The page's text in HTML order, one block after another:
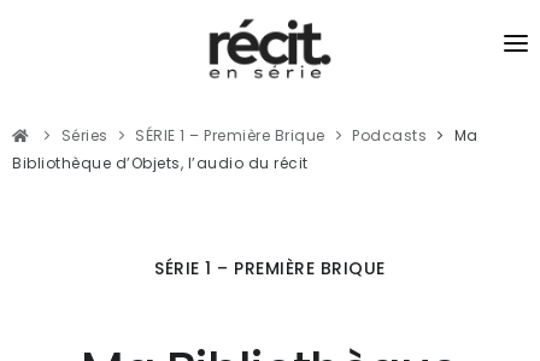
RÉCITS
JOURNALISME DU LIEN
Séries SÉRIE 1 – Première Brique Podcasts
Ma
Bibliothèque d’Objets, l’audio du récit
SÉRIE 1 – PREMIÈRE BRIQUE